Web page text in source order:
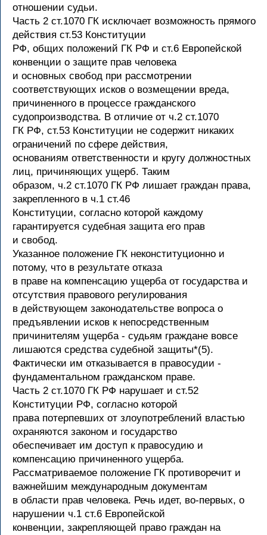
отношении судьи.
Часть 2 ст.1070 ГК исключает возможность прямого
действия ст.53 Конституции
РФ, общих положений ГК РФ и ст.6 Европейской
конвенции о защите прав человека
и основных свобод при рассмотрении
соответствующих исков о возмещении вреда,
причиненного в процессе гражданского
судопроизводства. В отличие от ч.2 ст.1070
ГК РФ, ст.53 Конституции не содержит никаких
ограничений по сфере действия,
основаниям ответственности и кругу должностных
лиц, причиняющих ущерб. Таким
образом, ч.2 ст.1070 ГК РФ лишает граждан права,
закрепленного в ч.1 ст.46
Конституции, согласно которой каждому
гарантируется судебная защита его прав
и свобод.
Указанное положение ГК неконституционно и
потому, что в результате отказа
в праве на компенсацию ущерба от государства и
отсутствия правового регулирования
в действующем законодательстве вопроса о
предъявлении исков к непосредственным
причинителям ущерба - судьям граждане вовсе
лишаются средства судебной защиты*(5).
Фактически им отказывается в правосудии -
фундаментальном гражданском праве.
Часть 2 ст.1070 ГК РФ нарушает и ст.52
Конституции РФ, согласно которой
права потерпевших от злоупотреблений властью
охраняются законом и государство
обеспечивает им доступ к правосудию и
компенсацию причиненного ущерба.
Рассматриваемое положение ГК противоречит и
важнейшим международным документам
в области прав человека. Речь идет, во-первых, о
нарушении ч.1 ст.6 Европейской
конвенции, закрепляющей право граждан на